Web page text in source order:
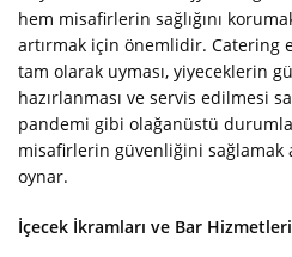
hem misafirlerin sağlığını
artırmak için önemlidir. Catering
tam olarak uyması, yiyeceklerin
hazırlanması ve servis edilmesi
pandemi gibi olağanüstü
misafirlerin güvenliğini sağlamak
oynar.
İçecek İkramları ve Bar Hizmetleri